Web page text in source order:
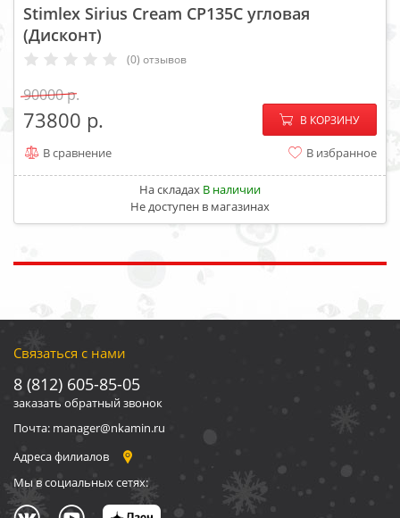
Stimlex Sirius Cream CP135C угловая
(Дисконт)
(0) отзывов
90000
73800 − +
В КОРЗИНУ
В сравнение В избранное
На складах В наличии
Не доступен в магазинах
Связаться с нами
8 (812) 605-85-05
заказать обратный звонок
Почта: manager@nkamin.ru
Адреса филиалов
Мы в социальных сетях: